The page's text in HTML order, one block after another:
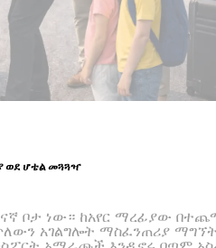
ወደ ሆቴል መጓጓዣ
ቦታ ነው። ከአየር ማረፊያው
አገልግሎት ማስፈንጠሪያ